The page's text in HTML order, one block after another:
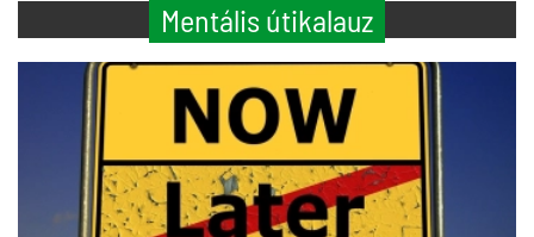
Mentális útikalauz